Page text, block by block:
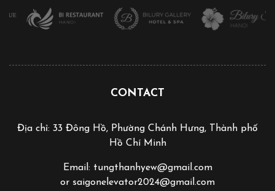
CONTACT
Địa chỉ: 33 Đông Hồ, Phường Chánh Hưng, Thành phố
Hồ Chí Minh
Email: tungthanhyew@gmail.com
or saigonelevator2024@gmail.com